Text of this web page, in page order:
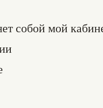
собой мой